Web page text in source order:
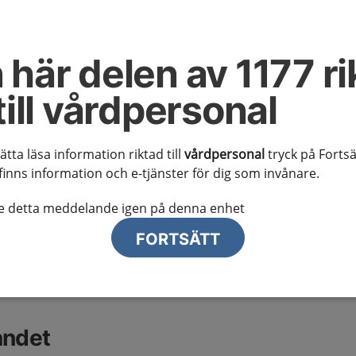
här delen av 1177
vårdpersonal
läsa information riktad till vårdpersonaltryck på
information och e-tjänster för dig som invånare.
detta meddelande igen på denna enhet
FORTSÄTT
följande relaterade kunskapsstöd: